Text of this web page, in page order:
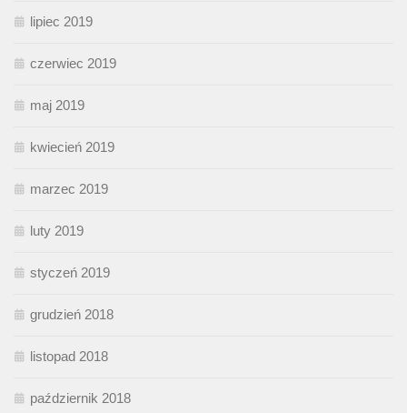
lipiec 2019
czerwiec 2019
maj 2019
kwiecień 2019
marzec 2019
luty 2019
styczeń 2019
grudzień 2018
listopad 2018
październik 2018